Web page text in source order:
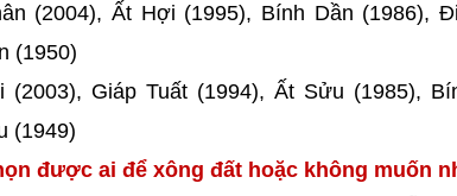
(2004), Ất Hợi (1995), Bính Dần (1986),
(1950)
Giáp Tuất (1994), Ất Sửu (1985),
(1949)
được ai để xông đất hoặc không muốn